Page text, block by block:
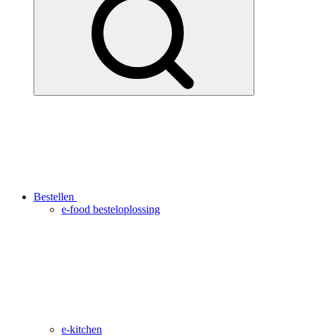
Bestellen
e-food besteloplossing
e-kitchen